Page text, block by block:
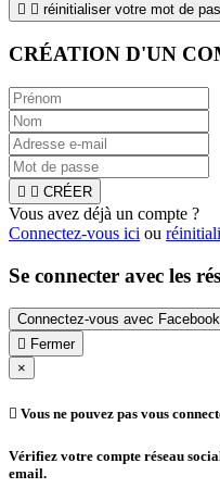
  réinitialiser votre mot de
CRÉATION D'UN
  CRÉER
Vous avez déjà un compte ?
Connectez-vous ici ou
Se connecter avec les
Connectez-vous avec Facebook
 Fermer
×
 Vous ne pouvez pas vous
Vérifiez votre compte réseau
email.